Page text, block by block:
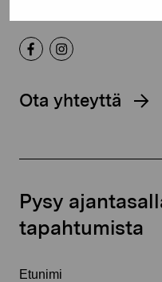
Ota yhteyttä
Pysy
tapahtumista
Etunimi